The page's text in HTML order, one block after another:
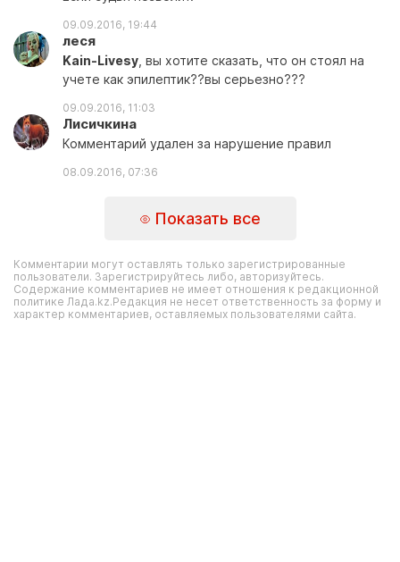
09.09.2016, 19:44
леся
Kain-Livesy , вы хотите сказать, что он стоял на
учете как эпилептик??вы серьезно???
09.09.2016, 11:03
Лисичкина
Комментарий удален за нарушение правил
08.09.2016, 07:36
Показать все
Комментарии могут оставлять только зарегистрированные
пользователи. Зарегистрируйтесь либо, авторизуйтесь.
Содержание комментариев не имеет отношения к редакционной
политике Лада.kz.Редакция не несет ответственность за форму и
характер комментариев, оставляемых пользователями сайта.